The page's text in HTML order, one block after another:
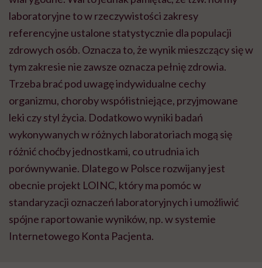
laboratoryjne to w rzeczywistości zakresy
referencyjne ustalone statystycznie dla populacji
zdrowych osób. Oznacza to, że wynik mieszczący się w
tym zakresie nie zawsze oznacza pełnię zdrowia.
Trzeba brać pod uwagę indywidualne cechy
organizmu, choroby współistniejące, przyjmowane
leki czy styl życia. Dodatkowo wyniki badań
wykonywanych w różnych laboratoriach mogą się
różnić choćby jednostkami, co utrudnia ich
porównywanie. Dlatego w Polsce rozwijany jest
obecnie projekt LOINC, który ma pomóc w
standaryzacji oznaczeń laboratoryjnych i umożliwić
spójne raportowanie wyników, np. w systemie
Internetowego Konta Pacjenta.